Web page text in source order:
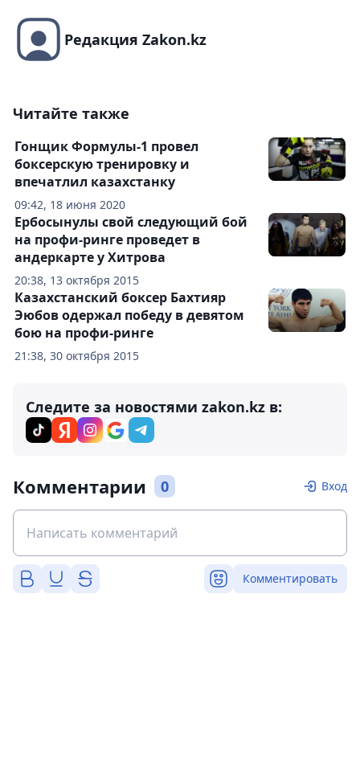
Редакция Zakon.kz
Читайте также
09:42, 18 июня 2020
Гонщик Формулы-1 провел
боксерскую тренировку и
впечатлил казахстанку
20:38, 13 октября 2015
Ербосынулы свой следующий бой
на профи-ринге проведет в
андеркарте у Хитрова
21:38, 30 октября 2015
Казахстанский боксер Бахтияр
Эюбов одержал победу в девятом
бою на профи-ринге
Следите за новостями zakon.kz в:
Комментарии 0 Вход
Комментировать